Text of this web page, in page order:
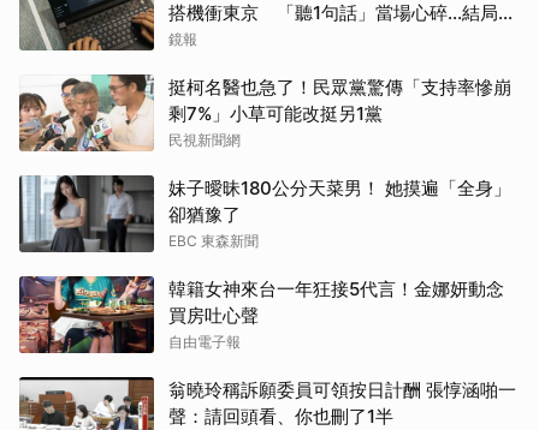
搭機衝東京 「聽1句話」當場心碎...結局看
哭網
鏡報
挺柯名醫也急了！民眾黨驚傳「支持率慘崩
剩7%」小草可能改挺另1黨
民視新聞網
妹子曖昧180公分天菜男！ 她摸遍「全身」
卻猶豫了
EBC 東森新聞
韓籍女神來台一年狂接5代言！金娜妍動念
買房吐心聲
自由電子報
翁曉玲稱訴願委員可領按日計酬 張惇涵啪一
聲：請回頭看、你也刪了1半